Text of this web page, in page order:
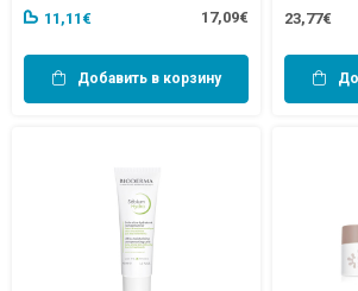
11,11€ 17,09€
Добавить в корзину
23,77€